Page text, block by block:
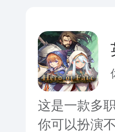
这是一款多
你可以扮演